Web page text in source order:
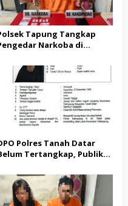
Tapung Tangkap
Narkoba di
Gram Sabu-sabu
Polres Tanah Datar
Tertangkap, Publik